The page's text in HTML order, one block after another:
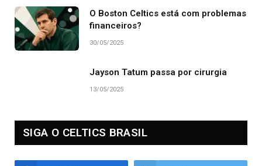
O Boston Celtics está com problemas
financeiros?
30/05/2025
Jayson Tatum passa por cirurgia
13/05/2025
SIGA O CELTICS BRASIL